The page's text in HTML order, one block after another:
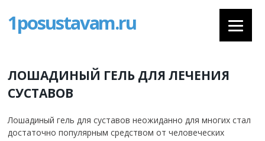
1posustavam.ru
ЛОШАДИНЫЙ ГЕЛЬ ДЛЯ ЛЕЧЕНИЯ
СУСТАВОВ
Лошадиный гель для суставов неожиданно для многих стал
достаточно популярным средством от человеческих